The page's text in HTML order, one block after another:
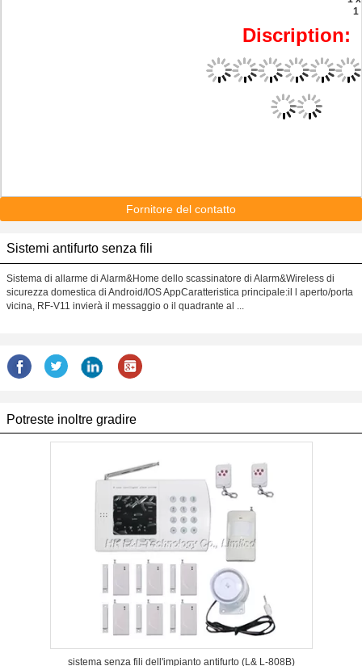
1
Discription:
Fornitore del contatto
Sistemi antifurto senza fili
Sistema di allarme di Alarm&Home dello scassinatore di Alarm&Wireless di
sicurezza domestica di Android/IOS AppCaratteristica principale:il l aperto/porta
vicina, RF-V11 invierà il messaggio o il quadrante al ...
Potreste inoltre gradire
sistema senza fili dell'impianto antifurto (L& L-808B)